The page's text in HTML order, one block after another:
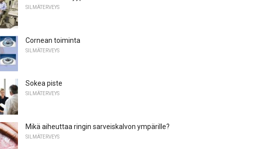
SILMÄTERVEYS
Cornean toiminta
SILMÄTERVEYS
Sokea piste
SILMÄTERVEYS
Mikä aiheuttaa ringin sarveiskalvon ympärille?
SILMÄTERVEYS